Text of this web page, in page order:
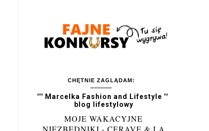
CHĘTNIE ZAGLĄDAM:
''' Marcelka Fashion and Lifestyle '''
blog lifestylowy
MOJE WAKACYJNE
NIEZBĘDNIKI - CERAVE & LA